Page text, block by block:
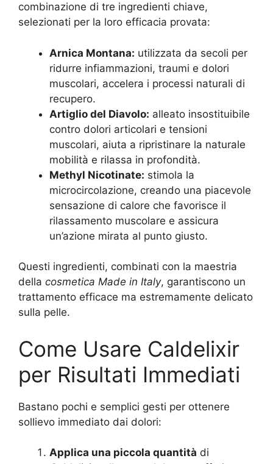
combinazione di tre ingredienti chiave,
selezionati per la loro efficacia provata:
Arnica Montana: utilizzata da secoli per
ridurre infiammazioni, traumi e dolori
muscolari, accelera i processi naturali di
recupero.
Artiglio del Diavolo: alleato insostituibile
contro dolori articolari e tensioni
muscolari, aiuta a ripristinare la naturale
mobilità e rilassa in profondità.
Methyl Nicotinate: stimola la
microcircolazione, creando una piacevole
sensazione di calore che favorisce il
rilassamento muscolare e assicura
un’azione mirata al punto giusto.
Questi ingredienti, combinati con la maestria
della cosmetica Made in Italy, garantiscono un
trattamento efficace ma estremamente delicato
sulla pelle.
Come Usare Caldelixir
per Risultati Immediati
Bastano pochi e semplici gesti per ottenere
sollievo immediato dai dolori:
Applica una piccola quantità di